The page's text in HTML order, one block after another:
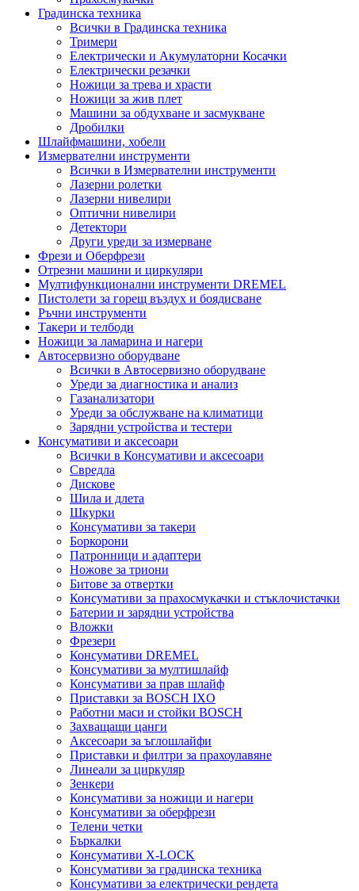
Градинска техника
Всички в Градинска техника
Тримери
Електрически и Акумулаторни Косачки
Електрически резачки
Ножици за трева и храсти
Ножици за жив плет
Машини за обдухване и засмукване
Дробилки
Шлайфмашини, хобели
Измервателни инструменти
Всички в Измервателни инструменти
Лазерни ролетки
Лазерни нивелири
Оптични нивелири
Детектори
Други уреди за измерване
Фрези и Оберфрези
Отрезни машини и циркуляри
Мултифункционални инструменти DREMEL
Пистолети за горещ въздух и боядисване
Ръчни инструменти
Такери и телбоди
Ножици за ламарина и нагери
Автосервизно оборудване
Всички в Автосервизно оборудване
Уреди за диагностика и анализ
Газанализатори
Уреди за обслужване на климатици
Зарядни устройства и тестери
Консумативи и аксесоари
Всички в Консумативи и аксесоари
Свредла
Дискове
Шила и длета
Шкурки
Консумативи за такери
Боркорони
Патронници и адаптери
Ножове за триони
Битове за отвертки
Консумативи за прахосмукачки и стъклочистачки
Батерии и зарядни устройства
Вложки
Фрезери
Консумативи DREMEL
Консумативи за мултишлайф
Консумативи за прав шлайф
Приставки за BOSCH IXO
Работни маси и стойки BOSCH
Захващащи цанги
Аксесоари за ъглошлайфи
Приставки и филтри за прахоулавяне
Линеали за циркуляр
Зенкери
Консумативи за ножици и нагери
Консумативи за оберфрези
Телени четки
Бъркалки
Консумативи X-LOCK
Консумативи за градинска техника
Консумативи за електрически рендета